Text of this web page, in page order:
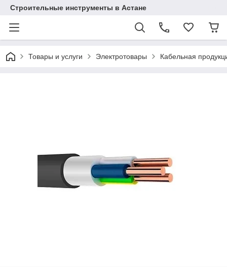
Строительные инструменты в Астане
Товары и услуги Электротовары Кабельная